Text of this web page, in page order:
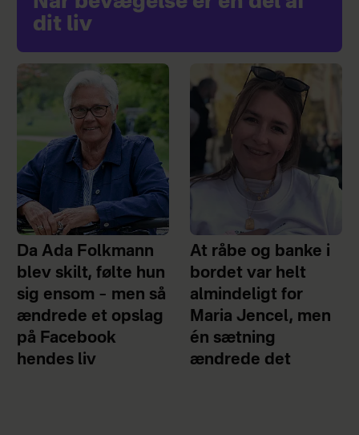
dit liv
Da Ada Folkmann
blev skilt, følte hun
sig ensom – men så
ændrede et opslag
på Facebook
hendes liv
At råbe og banke i
bordet var helt
almindeligt for
Maria Jencel, men
én sætning
ændrede det